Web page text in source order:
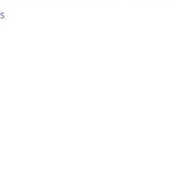
expresidente de Panamá que sin